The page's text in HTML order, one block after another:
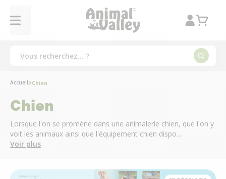
Accueil Chien
Chien
Lorsque l'on se promène dans une animalerie chien, que l'on y
voit les animaux ainsi que l'équipement chien dispo...
Voir plus